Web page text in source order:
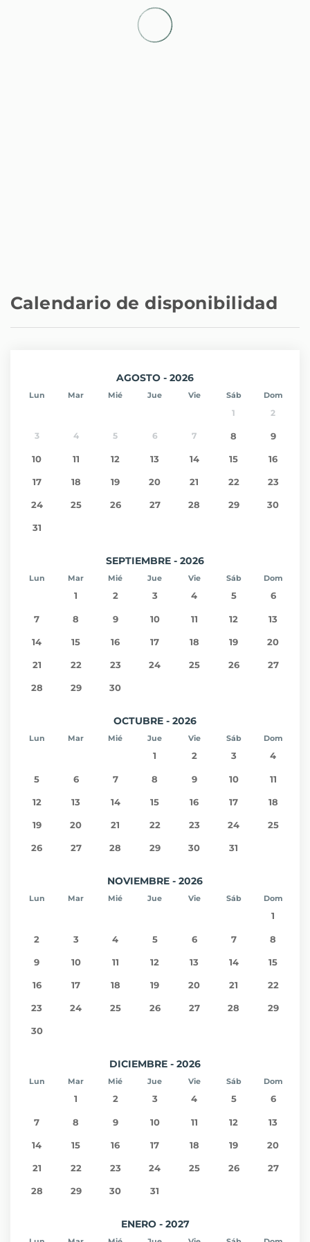
Supermercado - Supermercado Dia
Aeropuerto - Adolfo Suárez Barajas
Calendario de disponibilidad
AGOSTO - 2026
Lun Mar Mié Jue Vie Sáb Dom
1 2
3 4 5 6 7 8 9
10 11 12 13 14 15 16
17 18 19 20 21 22 23
24 25 26 27 28 29 30
31
SEPTIEMBRE - 2026
Lun Mar Mié Jue Vie Sáb Dom
1 2 3 4 5 6
7 8 9 10 11 12 13
14 15 16 17 18 19 20
21 22 23 24 25 26 27
28 29 30
OCTUBRE - 2026
Lun Mar Mié Jue Vie Sáb Dom
1 2 3 4
5 6 7 8 9 10 11
12 13 14 15 16 17 18
19 20 21 22 23 24 25
26 27 28 29 30 31
NOVIEMBRE - 2026
Lun Mar Mié Jue Vie Sáb Dom
1
2 3 4 5 6 7 8
9 10 11 12 13 14 15
16 17 18 19 20 21 22
23 24 25 26 27 28 29
30
DICIEMBRE - 2026
Lun Mar Mié Jue Vie Sáb Dom
1 2 3 4 5 6
7 8 9 10 11 12 13
14 15 16 17 18 19 20
21 22 23 24 25 26 27
28 29 30 31
ENERO - 2027